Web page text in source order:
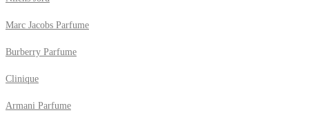
Marc Jacobs Parfume
Burberry Parfume
Clinique
Armani Parfume